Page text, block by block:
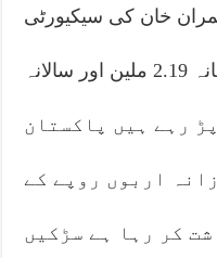
خان کی سیکیورٹی
کے اخراجات کی مد میں ماہانہ 2.19 ملین اور سالانہ
پڑ رہے ہیں پاکستان
اربوں روپے کے
کر رہا ہے سڑکیں